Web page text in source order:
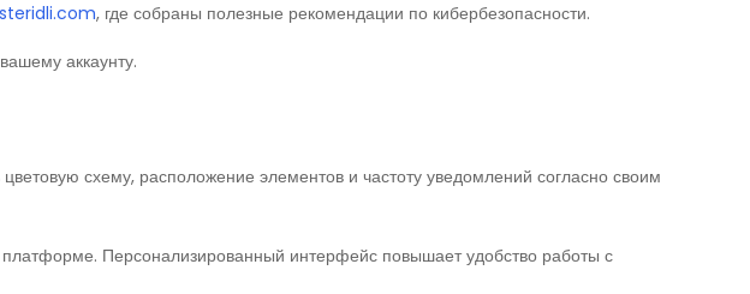
, где собраны полезные рекомендации по кибербезопасности.
аккаунту.
схему, расположение элементов и частоту уведомлений согласно своим
Персонализированный интерфейс повышает удобство работы с